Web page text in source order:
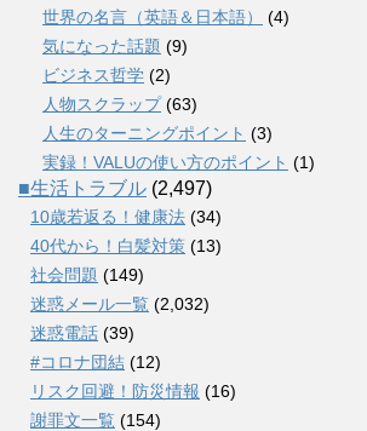
世界の名言（英語＆日本語）
(4)
気になった話題 (9)
ビジネス哲学 (2)
人物スクラップ(63)
人生のターニングポイント (3)
実録！VALUの使い方のポイント (1)
■生活トラブル (2,497)
10歳若返る！健康法 (34)
40代から！白髪対策 (13)
社会問題 (149)
迷惑メール一覧 (2,032)
迷惑電話 (39)
#コロナ団結 (12)
リスク回避！防災情報 (16)
謝罪文一覧 (154)